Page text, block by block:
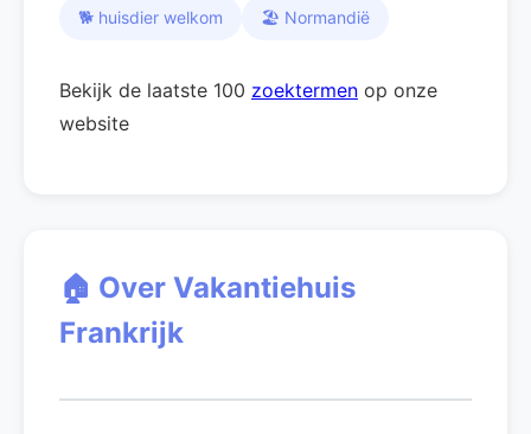
🐕 huisdier welkom 🏖️ Normandië
Bekijk de laatste 100 zoektermen op onze
website
🏠 Over Vakantiehuis
Frankrijk